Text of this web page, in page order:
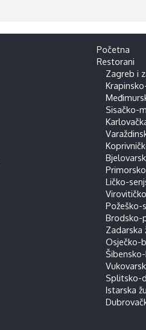
Početna
Restorani
Zagreb i
Sisačko-
Ličko-
Požeško-
Brodsko-
Zadarska
Osječko-
Splitsko-
Istarska